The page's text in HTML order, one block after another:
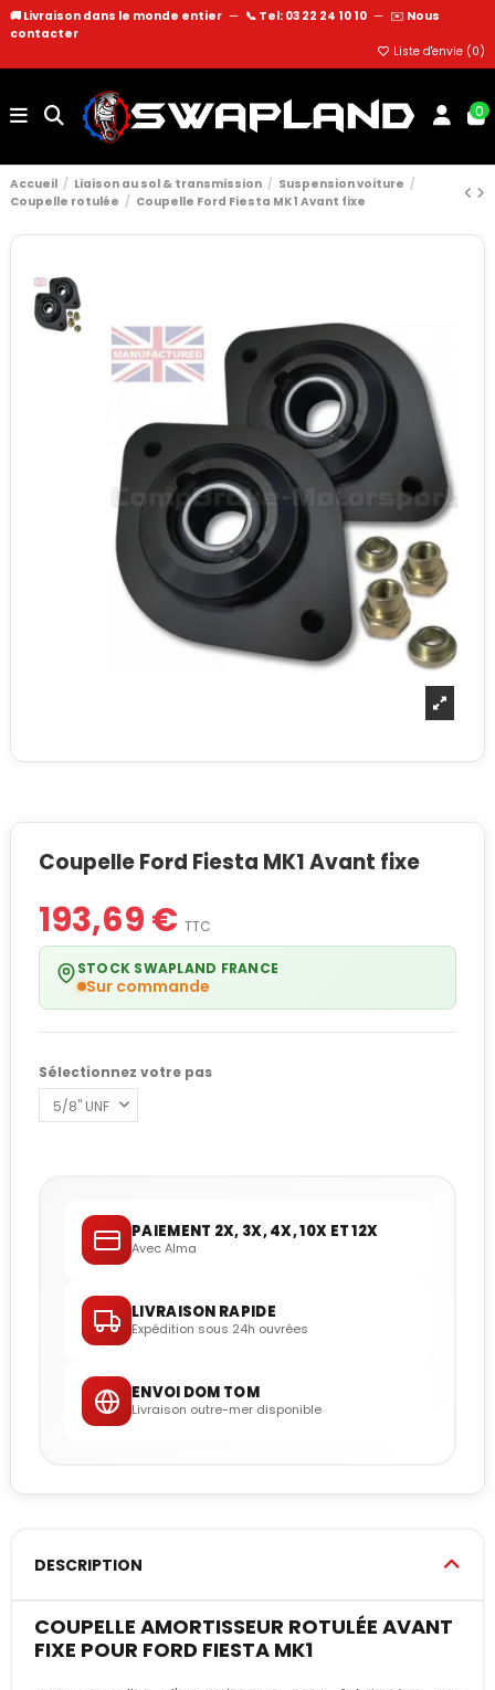
🚚 Livraison dans le monde entier — 📞 Tel: 03 22 24 10 10 — ✉️ Nous
contacter
Liste d'envie (0)
0
Accueil Liaison au sol & transmission
Suspension voiture
Coupelle rotulée
Coupelle Ford Fiesta MK1 Avant fixe
Coupelle Ford Fiesta MK1 Avant fixe
193,69 € TTC
STOCK SWAPLAND FRANCE
Sur commande
Sélectionnez votre pas
PAIEMENT 2X, 3X, 4X, 10X ET 12X
Avec Alma
LIVRAISON RAPIDE
Expédition sous 24h ouvrées
ENVOI DOM TOM
Livraison outre-mer disponible
DESCRIPTION
COUPELLE AMORTISSEUR ROTULÉE AVANT
FIXE POUR FORD FIESTA MK1